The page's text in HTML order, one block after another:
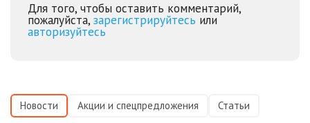
Для того, чтобы оставить комментарий,
пожалуйста, зарегистрируйтесь или
авторизуйтесь
Новости Акции и спецпредложения Статьи